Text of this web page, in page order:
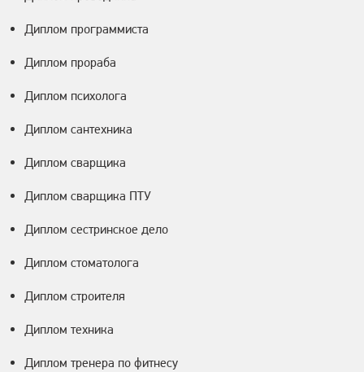
Диплом программиста
Диплом прораба
Диплом психолога
Диплом сантехника
Диплом сварщика
Диплом сварщика ПТУ
Диплом сестринское дело
Диплом стоматолога
Диплом строителя
Диплом техника
Диплом тренера по фитнесу